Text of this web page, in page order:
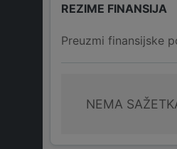
REZIME FINANSIJA
Preuzmi finansijske
NEMA